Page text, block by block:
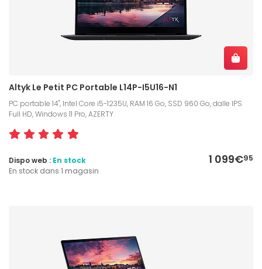
Altyk Le Petit PC Portable L14P-I5U16-N1
PC portable 14", Intel Core i5-1235U, RAM 16 Go, SSD 960 Go, dalle IPS
Full HD, Windows 11 Pro, AZERTY
1 099€95
Dispo web : En stock
En stock dans 1 magasin